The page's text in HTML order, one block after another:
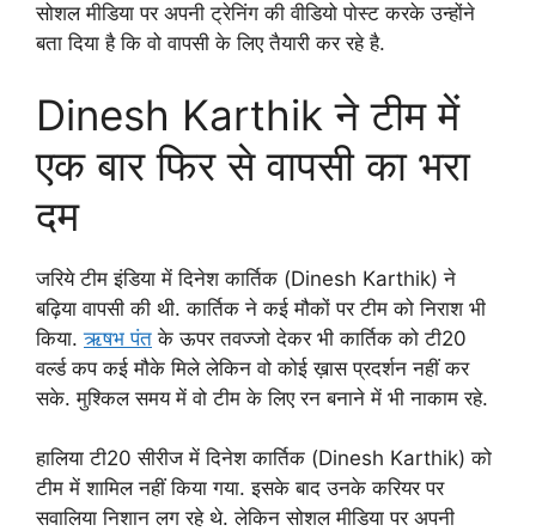
सोशल मीडिया पर अपनी ट्रेनिंग की वीडियो पोस्ट करके उन्होंने
बता दिया है कि वो वापसी के लिए तैयारी कर रहे है.
Dinesh Karthik ने टीम में
एक बार फिर से वापसी का भरा
दम
जरिये टीम इंडिया में दिनेश कार्तिक (Dinesh Karthik) ने
बढ़िया वापसी की थी. कार्तिक ने कई मौकों पर टीम को निराश भी
किया.ऋषभ पंत के ऊपर तवज्जो देकर भी कार्तिक को टी20
वर्ल्ड कप कई मौके मिले लेकिन वो कोई ख़ास प्रदर्शन नहीं कर
सके. मुश्किल समय में वो टीम के लिए रन बनाने में भी नाकाम रहे.
हालिया टी20 सीरीज में दिनेश कार्तिक (Dinesh Karthik) को
टीम में शामिल नहीं किया गया. इसके बाद उनके करियर पर
सवालिया निशान लग रहे थे. लेकिन सोशल मीडिया पर अपनी